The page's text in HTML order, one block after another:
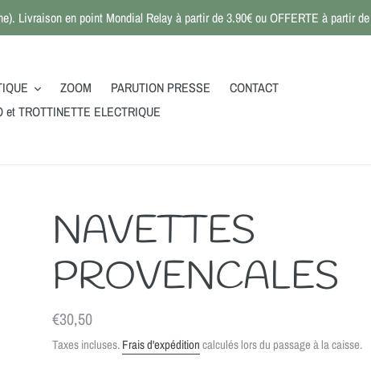
Livraison en point Mondial Relay à partir de 3.90€ ou OFFERTE à partir
ZOOM PARUTION PRESSE
CONTACT
et TROTTINETTE ELECTRIQUE
NAVETTES
PROVENCALES
Prix
normal
€30,50
Taxes incluses.Frais d'expéditioncalculés lors du passage à la caisse.